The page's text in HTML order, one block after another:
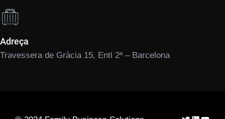
Adreça
Travessera de Gràcia 15, Entl 2ª – Barcelona